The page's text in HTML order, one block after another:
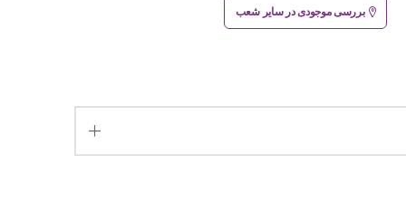
بررسی موجودی در سایر شعب